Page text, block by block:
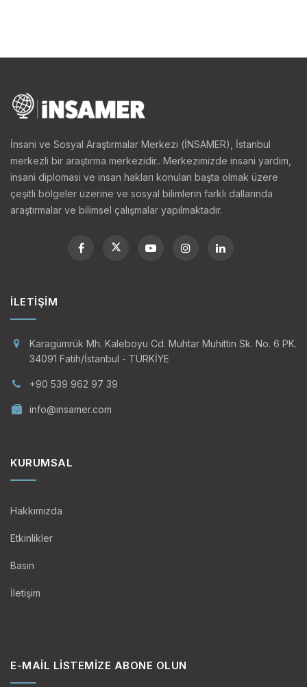
İnsani ve Sosyal Araştırmalar Merkezi (İNSAMER), İstanbul
merkezli bir araştırma merkezidir.. Merkezimizde insani yardım,
insani diplomasi ve insan hakları konuları başta olmak üzere
çeşitli bölgeler üzerine ve sosyal bilimlerin farklı dallarında
araştırmalar ve bilimsel çalışmalar yapılmaktadır.
İLETIŞIM
Karagümrük Mh. Kaleboyu Cd. Muhtar Muhittin Sk. No. 6 PK.
34091 Fatih/İstanbul - TÜRKİYE
+90 539 962 97 39
info@insamer.com
KURUMSAL
Hakkımızda
Etkinlikler
Basın
İletişim
E-MAIL LISTEMIZE ABONE OLUN